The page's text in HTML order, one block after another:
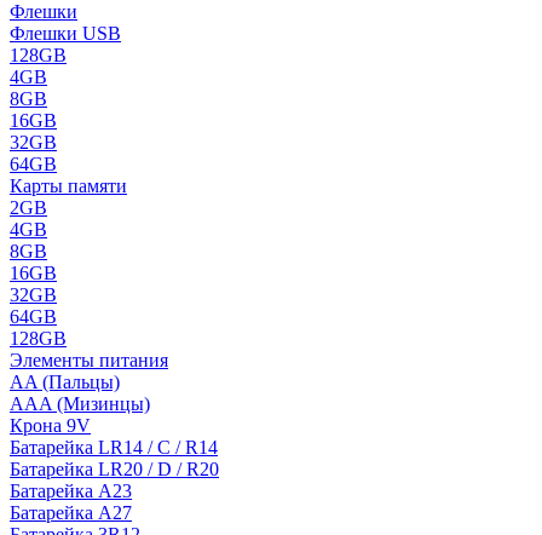
Флешки
Флешки USB
128GB
4GB
8GB
16GB
32GB
64GB
Карты памяти
2GB
4GB
8GB
16GB
32GB
64GB
128GB
Элементы питания
AA (Пальцы)
AAA (Мизинцы)
Крона 9V
Батарейка LR14 / C / R14
Батарейка LR20 / D / R20
Батарейка A23
Батарейка A27